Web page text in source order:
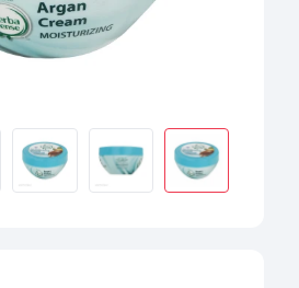
سایر تصاویر محصول - تصاویر